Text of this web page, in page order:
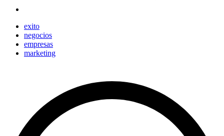
exito
negocios
empresas
marketing